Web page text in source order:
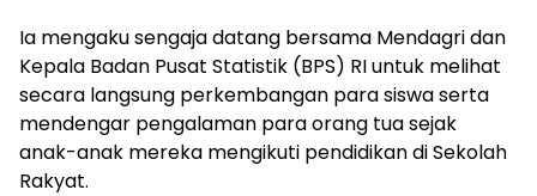
Ia mengaku sengaja datang bersama Mendagri dan
Kepala Badan Pusat Statistik (BPS) RI untuk melihat
secara langsung perkembangan para siswa serta
mendengar pengalaman para orang tua sejak
anak-anak mereka mengikuti pendidikan di Sekolah
Rakyat.